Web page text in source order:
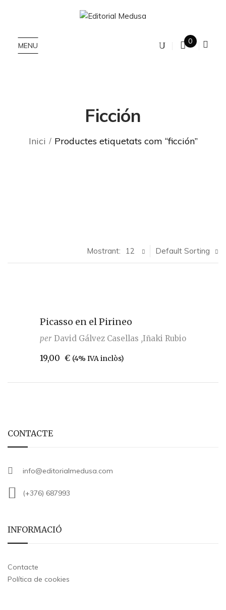
MENU 0
Ficción
Inici Productes etiquetats com “ficción”
Default Sorting
Mostrant: 12
Picasso en el Pirineo
per David Gálvez Casellas Iñaki Rubio
19,00 € (4% IVA inclòs)
CONTACTE
info@editorialmedusa.com
(+376) 687993
INFORMACIÓ
Contacte
Política de cookies